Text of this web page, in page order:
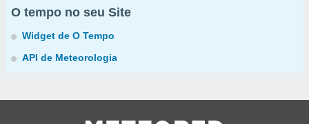
O tempo no seu Site
Widget de O Tempo
API de Meteorologia